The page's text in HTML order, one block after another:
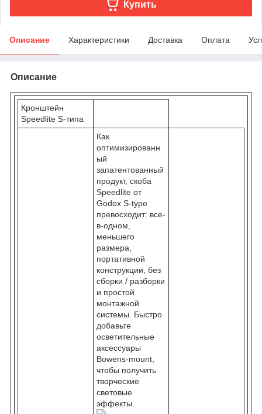
Купить
Описание Характеристики Доставка Оплата
Описание
Кронштейн
Speedlite S-типа
Как
оптимизированн
ый
запатентованный
продукт, скоба
Speedlite от
Godox S-type
превосходит: все-
в-одном,
меньшего
размера,
портативной
конструкции, без
сборки / разборки
и простой
монтажной
системы. Быстро
добавьте
осветительные
аксессуары
Bowens-mount,
чтобы получить
творческие
световые
эффекты.